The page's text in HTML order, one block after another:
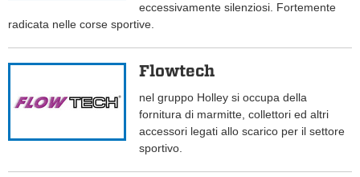
eccessivamente silenziosi. Fortemente
radicata nelle corse sportive.
Flowtech
nel gruppo Holley si occupa della
fornitura di marmitte, collettori ed altri
accessori legati allo scarico per il settore
sportivo.